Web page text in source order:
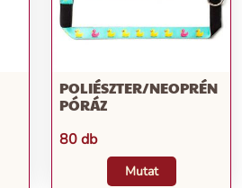
POLIÉSZTER/NEOPRÉN
PÓRÁZ
80 db
Mutat